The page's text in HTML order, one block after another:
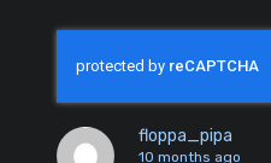
floppa_pipa
10 months ago